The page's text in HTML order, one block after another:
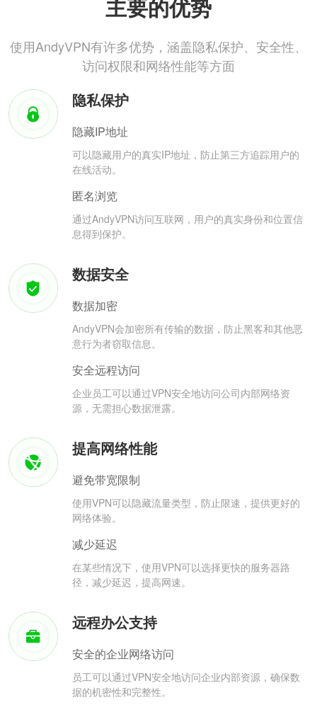
主要的优势
使用AndyVPN有许多优势，涵盖隐私保护、安全性、
访问权限和网络性能等方面
隐私保护
隐藏IP地址
可以隐藏用户的真实IP地址，防止第三方追踪用户的
在线活动。
匿名浏览
通过AndyVPN访问互联网，用户的真实身份和位置信
息得到保护。
数据安全
数据加密
AndyVPN会加密所有传输的数据，防止黑客和其他恶
意行为者窃取信息。
安全远程访问
企业员工可以通过VPN安全地访问公司内部网络资
源，无需担心数据泄露。
提高网络性能
避免带宽限制
使用VPN可以隐藏流量类型，防止限速，提供更好的
网络体验。
减少延迟
在某些情况下，使用VPN可以选择更快的服务器路
径，减少延迟，提高网速。
远程办公支持
安全的企业网络访问
员工可以通过VPN安全地访问企业内部资源，确保数
据的机密性和完整性。